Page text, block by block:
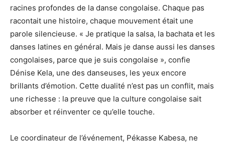
racines profondes de la danse congolaise. Chaque pas
racontait une histoire, chaque mouvement était une
parole silencieuse. « Je pratique la salsa, la bachata et les
danses latines en général. Mais je danse aussi les danses
congolaises, parce que je suis congolaise », confie
Dénise Kela, une des danseuses, les yeux encore
brillants d’émotion. Cette dualité n’est pas un conflit, mais
une richesse : la preuve que la culture congolaise sait
absorber et réinventer ce qu’elle touche.
Le coordinateur de l’événement, Pékasse Kabesa, ne